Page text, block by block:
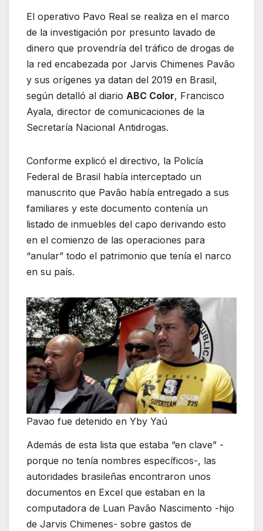
El operativo Pavo Real se realiza en el marco
de la investigación por presunto lavado de
dinero que provendría del tráfico de drogas de
la red encabezada por Jarvis Chimenes Pavão
y sus orígenes ya datan del 2019 en Brasil,
según detalló al diario ABC Color, Francisco
Ayala, director de comunicaciones de la
Secretaría Nacional Antidrogas.
Conforme explicó el directivo, la Policía
Federal de Brasil había interceptado un
manuscrito que Pavão había entregado a sus
familiares y este documento contenía un
listado de inmuebles del capo derivando esto
en el comienzo de las operaciones para
“anular” todo el patrimonio que tenía el narco
en su país.
Pavao fue detenido en Yby Yaú
Además de esta lista que estaba “en clave” -
porque no tenía nombres específicos-, las
autoridades brasileñas encontraron unos
documentos en Excel que estaban en la
computadora de Luan Pavão Nascimento -hijo
de Jarvis Chimenes- sobre gastos de